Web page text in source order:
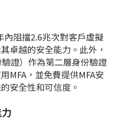
內阻擋2.6兆次對客戶虛擬
卓越的安全能力。此外，
證）作為第二層身份驗證
MFA，並免費提供MFA安
安全性和可信度。